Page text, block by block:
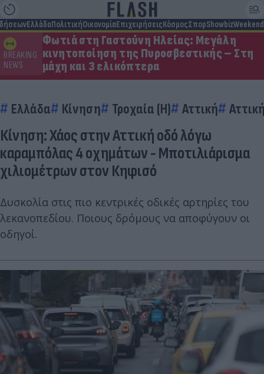
ΕλλάδαΠολιτικήΟικονομίαΕπιχειρήσειςΚόσμοςΣπορShowbizWeekend
BREAKING
NEWS
Φωτιά στη Γαστούνη Ηλείας: Μεγάλη
κινητοποίηση της Πυροσβεστικής – Στη
μάχη και 3 ελικόπτερα
Ελλάδα Κίνηση Τροχαία (Η) Αττική
Κίνηση: Χάος στην Αττική οδό λόγω
καραμπόλας 4 οχημάτων - Μποτιλιάρισμα
χιλιομέτρων στον Κηφισό
Δυσκολία στις πιο κεντρικές οδικές αρτηρίες του
λεκανοπεδίου. Ποιους δρόμους να αποφύγουν οι
οδηγοί.